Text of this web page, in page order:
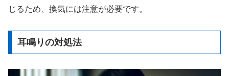
じるため、換気には注意が必要です。
耳鳴りの対処法